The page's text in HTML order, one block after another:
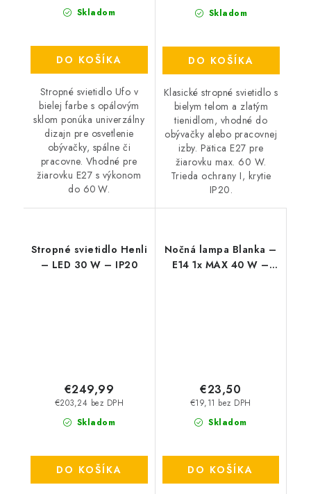
Skladom
DO KOŠÍKA
Stropné svietidlo Ufo v
bielej farbe s opálovým
sklom ponúka univerzálny
dizajn pre osvetlenie
obývačky, spálne či
pracovne. Vhodné pre
žiarovku E27 s výkonom
do 60 W.
Skladom
DO KOŠÍKA
Klasické stropné svietidlo s
bielym telom a zlatým
tienidlom, vhodné do
obývačky alebo pracovnej
izby. Pätica E27 pre
žiarovku max. 60 W.
Trieda ochrany I, krytie
IP20.
Stropné svietidlo Henli
– LED 30 W – IP20
Skladom
€203,24 bez DPH
€249,99
DO KOŠÍKA
Nočná lampa Blanka –
E14 1x MAX 40 W –
Skladom
€19,11 bez DPH
€23,50
DO KOŠÍKA